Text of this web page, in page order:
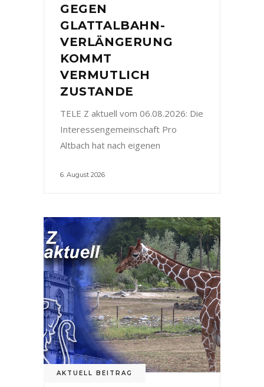
GEGEN
GLATTALBAHN-
VERLÄNGERUNG
KOMMT
VERMUTLICH
ZUSTANDE
TELE Z aktuell vom 06.08.2026: Die
Interessengemeinschaft Pro
Altbach hat nach eigenen
6. August 2026
AKTUELL BEITRAG